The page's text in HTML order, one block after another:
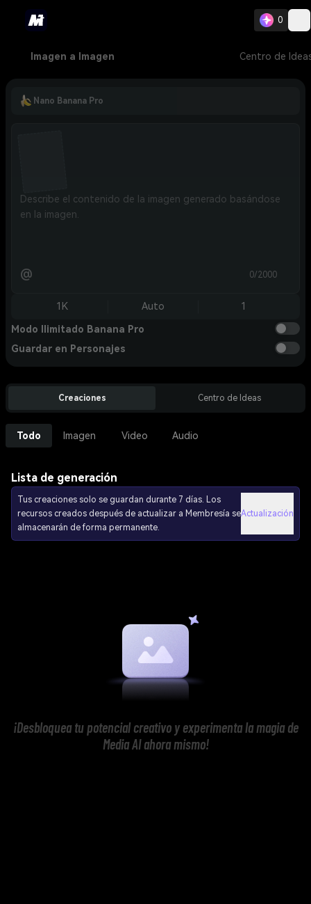
0
Imagen a Imagen Centro de
Nano Banana Pro
@ 0/2000
1K Auto 1
Modo Ilimitado Banana Pro
Guardar en Personajes
Creaciones Centro de Ideas
Todo Imagen Video Audio
Lista de generación
Tus creaciones solo se guardan durante 7 días. Los
recursos creados después de actualizar a Membresía se
almacenarán de forma permanente.
Actualización
¡Desbloquea tu potencial creativo y experimenta la magia de
Media AI ahora mismo!